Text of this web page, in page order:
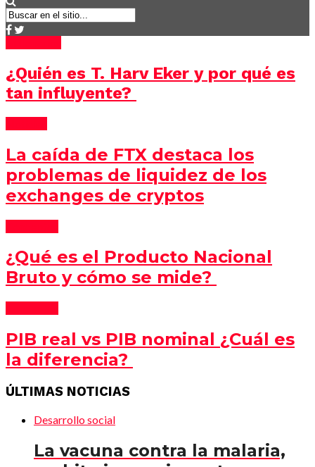
¿Quién es T. Harv Eker y por qué es
tan influyente?
La caída de FTX destaca los
problemas de liquidez de los
exchanges de cryptos
¿Qué es el Producto Nacional
Bruto y cómo se mide?
PIB real vs PIB nominal ¿Cuál es
la diferencia?
ÚLTIMAS NOTICIAS
Desarrollo social
La vacuna contra la malaria,